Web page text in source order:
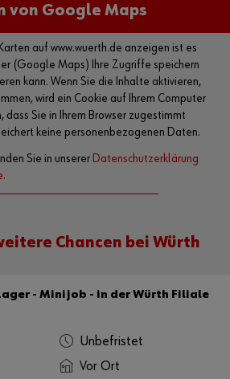
von Google Maps
auf www.wuerth.de anzeigen ist es
(Google Maps) Ihre Zugriffe speichern
kann. Wenn Sie die Inhalte aktivieren,
wird ein Cookie auf Ihrem Computer
Sie in Ihrem Browser zugestimmt
keine personenbezogenen Daten.
Sie in unserer Datenschutzerklärung
diesen Link verwenden, um die Karte direkt
Chancen bei Würth
- Minijob - in der Würth Filiale
Unbefristet
Vor Ort